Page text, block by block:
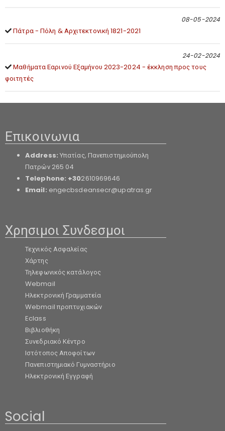
08-05-2024
Πάτρα - Πόλη & Αρχιτεκτονική 1821-2021
24-02-2024
Μαθήματα Εαρινού Εξαμήνου 2023-2024 - έκκληση προς τους
φοιτητές
Επικοινωνια
Address: Υπατίας, Πανεπιστημιούπολη
Πατρών 265 04
Telephone: +302610969646
Email: engecbsdeansecr@upatras.gr
Χρησιμοι Συνδεσμοι
Τεχνικός Ασφαλείας
Χάρτης
Τηλεφωνικός κατάλογος
Webmail
Ηλεκτρονική Γραμματεία
Webmail προπτυχιακών
Eclass
Βιβλιοθήκη
Συνεδριακό Κέντρο
Ιστότοπος Αποφοίτων
Πανεπιστημιακό Γυμναστήριο
Ηλεκτρονική Εγγραφή
Social